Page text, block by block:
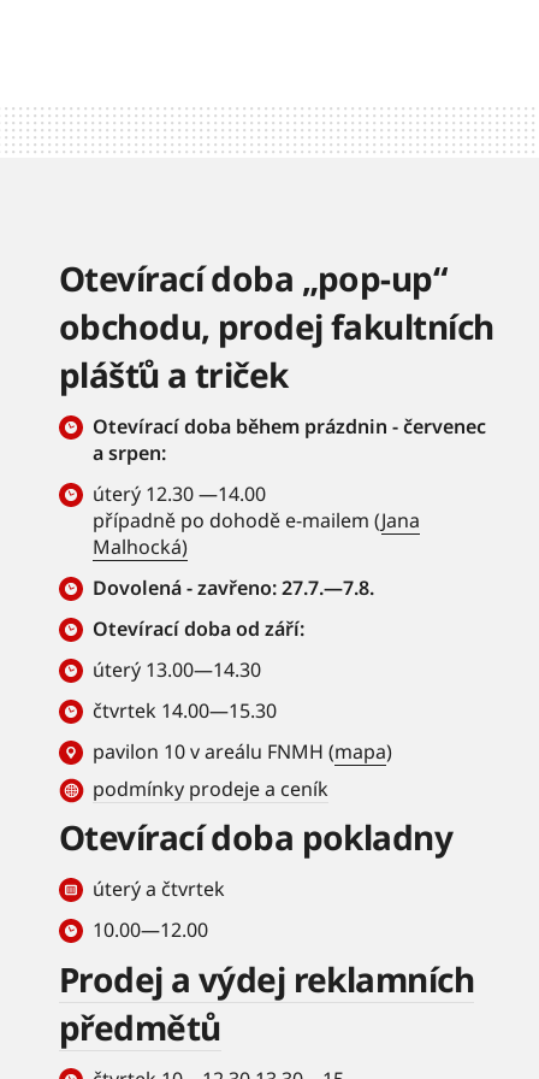
Otevírací doba „pop-up“
obchodu, prodej fakultních
plášťů a triček
Otevírací doba během prázdnin - červenec
a srpen:
úterý 12.30 —14.00
případně po dohodě e-mailem (Jana
Malhocká)
Dovolená - zavřeno: 27.7.—7.8.
Otevírací doba od září:
úterý 13.00—14.30
čtvrtek 14.00—15.30
pavilon 10 v areálu FNMH (mapa)
podmínky prodeje a ceník
Otevírací doba pokladny
úterý a čtvrtek
10.00—12.00
Prodej a výdej reklamních
předmětů